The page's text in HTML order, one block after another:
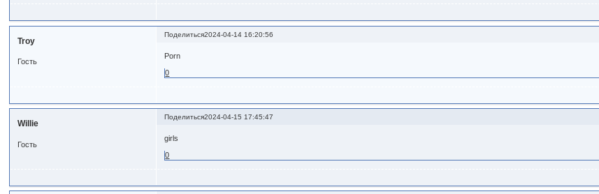
Поделиться2024-04-14 16:20:56
Troy
Гость
Porn
0
Поделиться2024-04-15 17:45:47
Willie
Гость
girls
0